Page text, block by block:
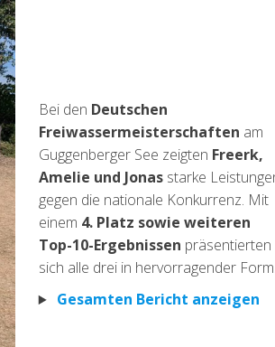
Bei den Deutschen
Freiwassermeisterschaften am
Guggenberger See zeigten Freerk,
Amelie und Jonasstarke
gegen die nationale Konkurrenz. Mit
einem 4. Platz sowie weiteren
Top-10-Ergebnissen präsentierten
sich alle drei in hervorragender Form.
Gesamten Bericht anzeigen